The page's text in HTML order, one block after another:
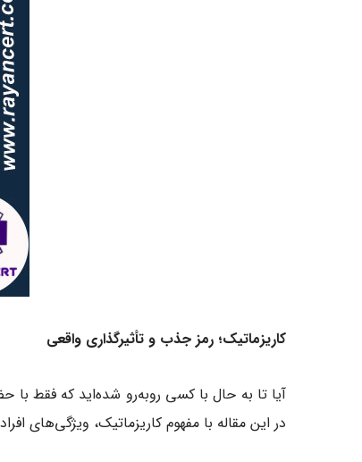
کاریزماتیک؛ رمز جذب و تأثیرگذاری واقعی
آیا تا به حال با کسی روبه‌رو شده‌اید که فقط
در این مقاله با مفهوم کاریزماتیک، ویژگی‌های